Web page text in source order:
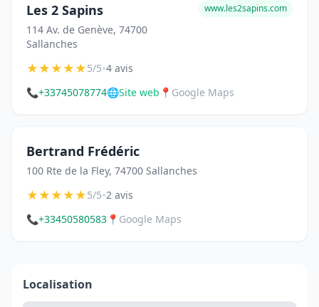
Les 2 Sapins
114 Av. de Genève, 74700
Sallanches
www.les2sapins.com
★★★★★5/5•4 avis
📞+33745078774🌐Site web 📍 Google Maps
Bertrand Frédéric
100 Rte de la Fley, 74700 Sallanches
★★★★★5/5•2 avis
📞+33450580583 📍 Google Maps
Localisation